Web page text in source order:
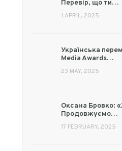
Перевір, що ти…
1 APRIL, 2025
Українська
Media Awards…
23 MAY, 2025
Оксана Бровко:
Продовжуємо…
17 FEBRUARY, 2025